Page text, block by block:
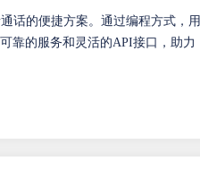
话的便捷方案。通过编程方式，用
靠的服务和灵活的API接口，助力